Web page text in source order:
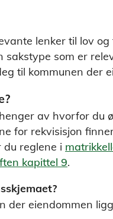
lenker til lov
sakstype som er
til kommunen der
av hvorfor du
for rekvisisjon
reglene i
kapittel 9.
der eiendommen